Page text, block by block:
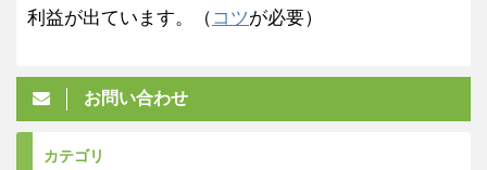
利益が出ています。（ コツが必要）
お問い合わせ
カテゴリ